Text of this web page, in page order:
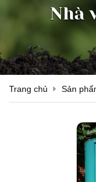
Nhà
Trang chủ Sản